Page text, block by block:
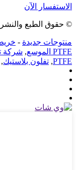
الاستفسار الآن
© حقوق الطبع والنشر - 2019-2021: جميع الحقوق
منتوجات جديدة -
PTFE الموسع
, شركة
PTFE
, تفلون بلاستيك,